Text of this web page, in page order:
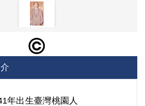
年出生臺灣桃園人